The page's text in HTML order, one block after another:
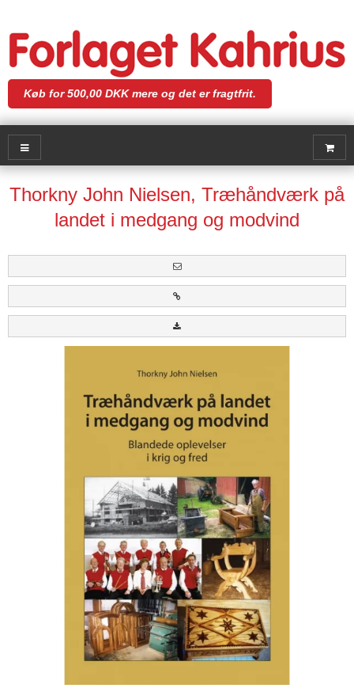
Køb for 500,00 DKK mere og det er fragtfrit.
Thorkny John Nielsen, Træhåndværk på
landet i medgang og modvind